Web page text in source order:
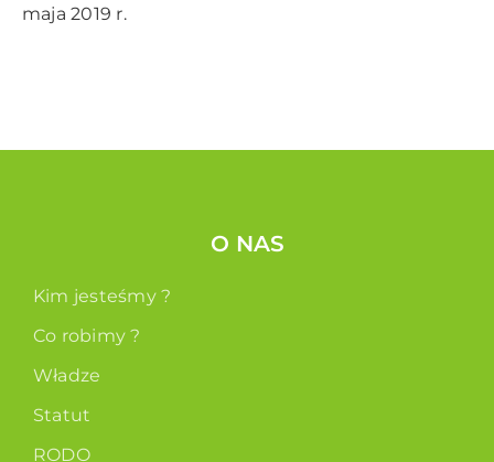
maja 2019 r.
O NAS
Kim jesteśmy ?
Co robimy ?
Władze
Statut
RODO